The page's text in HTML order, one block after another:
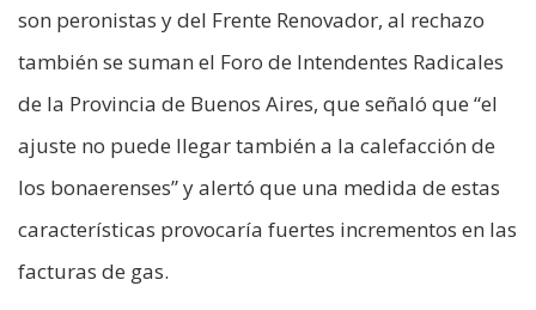
son peronistas y del Frente Renovador, al rechazo
también se suman el Foro de Intendentes Radicales
de la Provincia de Buenos Aires, que señaló que “el
ajuste no puede llegar también a la calefacción de
los bonaerenses” y alertó que una medida de estas
características provocaría fuertes incrementos en las
facturas de gas.